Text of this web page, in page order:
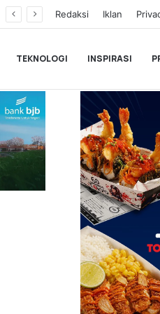
Redaksi Iklan
TEKNOLOGI INSPIRASI